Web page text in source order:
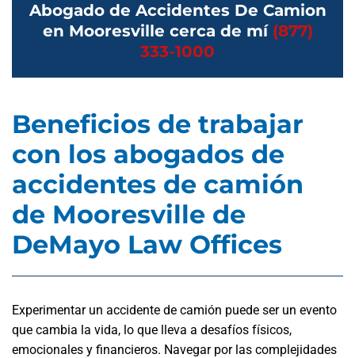
Abogado de Accidentes De Camion
en Mooresville cerca de mí (877)
333-1000
Beneficios de trabajar
con los abogados de
accidentes de camión
de Mooresville de
DeMayo Law Offices
Experimentar un accidente de camión puede ser un evento
que cambia la vida, lo que lleva a desafíos físicos,
emocionales y financieros. Navegar por las complejidades